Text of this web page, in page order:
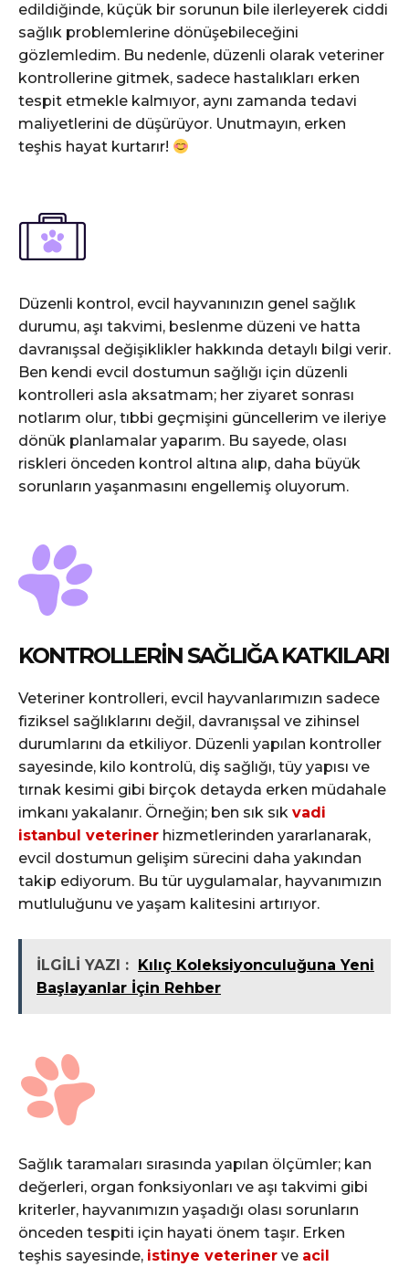
edildiğinde, küçük bir sorunun bile ilerleyerek ciddi
sağlık problemlerine dönüşebileceğini
gözlemledim. Bu nedenle, düzenli olarak veteriner
kontrollerine gitmek, sadece hastalıkları erken
tespit etmekle kalmıyor, aynı zamanda tedavi
maliyetlerini de düşürüyor. Unutmayın, erken
teşhis hayat kurtarır!
Düzenli kontrol, evcil hayvanınızın genel sağlık
durumu, aşı takvimi, beslenme düzeni ve hatta
davranışsal değişiklikler hakkında detaylı bilgi verir.
Ben kendi evcil dostumun sağlığı için düzenli
kontrolleri asla aksatmam; her ziyaret sonrası
notlarım olur, tıbbi geçmişini güncellerim ve ileriye
dönük planlamalar yaparım. Bu sayede, olası
riskleri önceden kontrol altına alıp, daha büyük
sorunların yaşanmasını engellemiş oluyorum.
KONTROLLERIN SAĞLIĞA KATKILARI
Veteriner kontrolleri, evcil hayvanlarımızın sadece
fiziksel sağlıklarını değil, davranışsal ve zihinsel
durumlarını da etkiliyor. Düzenli yapılan kontroller
sayesinde, kilo kontrolü, diş sağlığı, tüy yapısı ve
tırnak kesimi gibi birçok detayda erken müdahale
imkanı yakalanır. Örneğin; ben sık sık vadi
istanbul veteriner hizmetlerinden yararlanarak,
evcil dostumun gelişim sürecini daha yakından
takip ediyorum. Bu tür uygulamalar, hayvanımızın
mutluluğunu ve yaşam kalitesini artırıyor.
İLGİLİ YAZI :
Kılıç Koleksiyonculuğuna Yeni
Başlayanlar İçin Rehber
Sağlık taramaları sırasında yapılan ölçümler; kan
değerleri, organ fonksiyonları ve aşı takvimi gibi
kriterler, hayvanımızın yaşadığı olası sorunların
önceden tespiti için hayati önem taşır. Erken
teşhis sayesinde, istinye veteriner ve acil